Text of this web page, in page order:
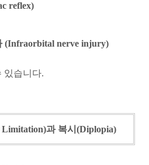
reflex)
(Infraorbital nerve injury)
있습니다.
과 복시(Diplopia)